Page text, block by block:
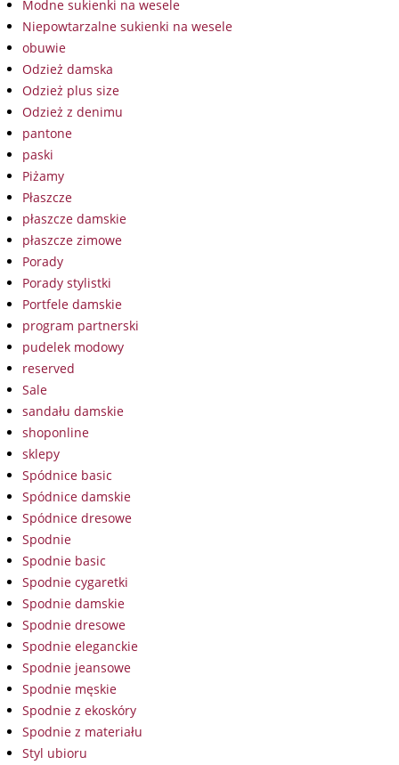
Modne sukienki na wesele
Niepowtarzalne sukienki na wesele
obuwie
Odzież damska
Odzież plus size
Odzież z denimu
pantone
paski
Piżamy
Płaszcze
płaszcze damskie
płaszcze zimowe
Porady
Porady stylistki
Portfele damskie
program partnerski
pudelek modowy
reserved
Sale
sandału damskie
shoponline
sklepy
Spódnice basic
Spódnice damskie
Spódnice dresowe
Spodnie
Spodnie basic
Spodnie cygaretki
Spodnie damskie
Spodnie dresowe
Spodnie eleganckie
Spodnie jeansowe
Spodnie męskie
Spodnie z ekoskóry
Spodnie z materiału
Styl ubioru